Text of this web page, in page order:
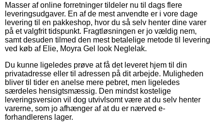
Masser af online forretninger tildeler nu til dags flere
leveringsudgaver. En af de mest anvendte er i vore dage
levering til en pakkeshop, hvor du så selv henter dine varer
på et valgfrit tidspunkt. Fragtløsningen er jo vældig nem,
samt desuden tilmed den mest betalelige metode til levering
ved køb af Elie, Moyra Gel look Neglelak.
Du kunne ligeledes prøve at få det leveret hjem til din
privatadresse eller til adressen på dit arbejde. Muligheden
bliver til tider en anelse mere pebret, men ligeledes
særdeles hensigtsmæssig. Den mindst kostelige
leveringsversion vil dog utvivlsomt være at du selv henter
varerne, som jo afhænger af at du er nærved e-
forhandlerens lager.